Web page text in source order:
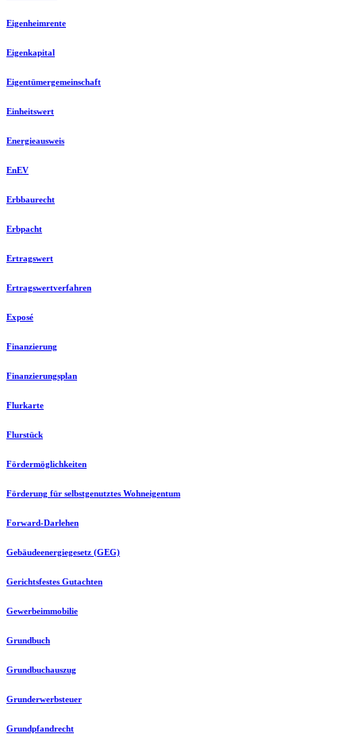
Eigenheimrente
Eigenkapital
Eigentümergemeinschaft
Einheitswert
Energieausweis
EnEV
Erbbaurecht
Erbpacht
Ertragswert
Ertragswertverfahren
Exposé
Finanzierung
Finanzierungsplan
Flurkarte
Flurstück
Fördermöglichkeiten
Förderung für selbstgenutztes Wohneigentum
Forward-Darlehen
Gebäudeenergiegesetz (GEG)
Gerichtsfestes Gutachten
Gewerbeimmobilie
Grundbuch
Grundbuchauszug
Grunderwerbsteuer
Grundpfandrecht